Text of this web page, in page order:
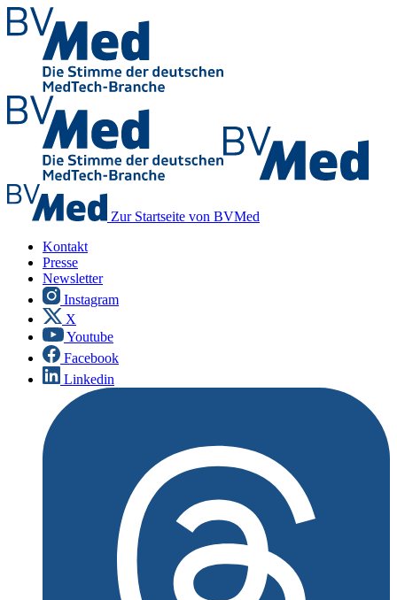
Zur Startseite von BVMed
Kontakt
Presse
Newsletter
Instagram
X
Youtube
Facebook
Linkedin